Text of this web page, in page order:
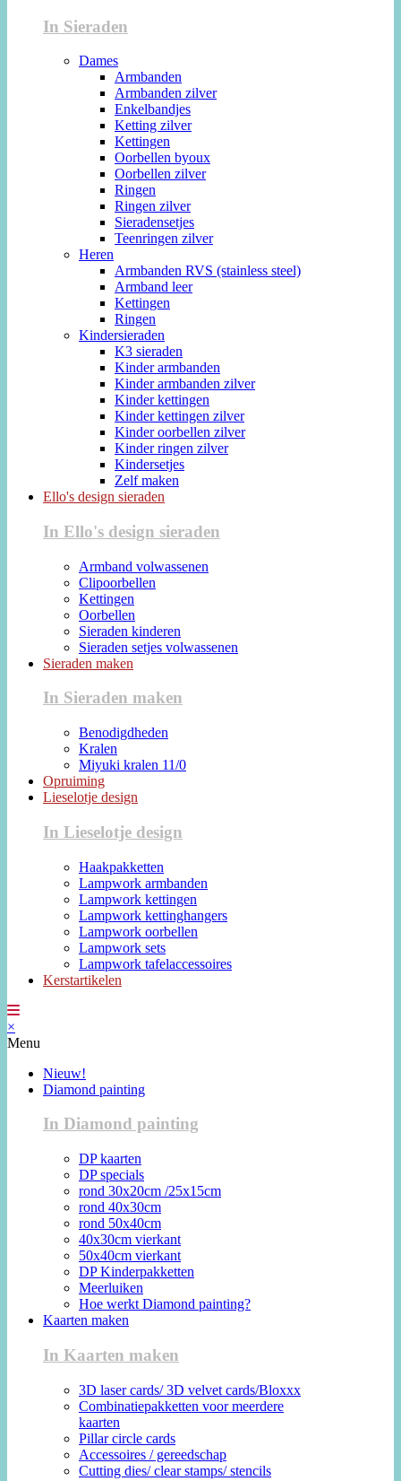
In Sieraden
Dames
Armbanden
Armbanden zilver
Enkelbandjes
Ketting zilver
Kettingen
Oorbellen byoux
Oorbellen zilver
Ringen
Ringen zilver
Sieradensetjes
Teenringen zilver
Heren
Armbanden RVS (stainless steel)
Armband leer
Kettingen
Ringen
Kindersieraden
K3 sieraden
Kinder armbanden
Kinder armbanden zilver
Kinder kettingen
Kinder kettingen zilver
Kinder oorbellen zilver
Kinder ringen zilver
Kindersetjes
Zelf maken
Ello's design sieraden
In Ello's design sieraden
Armband volwassenen
Clipoorbellen
Kettingen
Oorbellen
Sieraden kinderen
Sieraden setjes volwassenen
Sieraden maken
In Sieraden maken
Benodigdheden
Kralen
Miyuki kralen 11/0
Opruiming
Lieselotje design
In Lieselotje design
Haakpakketten
Lampwork armbanden
Lampwork kettingen
Lampwork kettinghangers
Lampwork oorbellen
Lampwork sets
Lampwork tafelaccessoires
Kerstartikelen
×
Menu
Nieuw!
Diamond painting
In Diamond painting
DP kaarten
DP specials
rond 30x20cm /25x15cm
rond 40x30cm
rond 50x40cm
40x30cm vierkant
50x40cm vierkant
DP Kinderpakketten
Meerluiken
Hoe werkt Diamond painting?
Kaarten maken
In Kaarten maken
3D laser cards/ 3D velvet cards/Bloxxx
Combinatiepakketten voor meerdere
kaarten
Pillar circle cards
Accessoires / gereedschap
Cutting dies/ clear stamps/ stencils